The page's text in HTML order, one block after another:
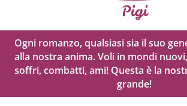
Pigi
Ogni romanzo, qualsiasi sia il suo
alla nostra anima. Voli in mondi
soffri, combatti, ami! Questa è la
grande!